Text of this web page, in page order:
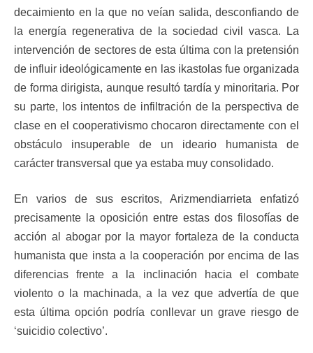
decaimiento en la que no veían salida, desconfiando de
la energía regenerativa de la sociedad civil vasca. La
intervención de sectores de esta última con la pretensión
de influir ideológicamente en las ikastolas fue organizada
de forma dirigista, aunque resultó tardía y minoritaria. Por
su parte, los intentos de infiltración de la perspectiva de
clase en el cooperativismo chocaron directamente con el
obstáculo insuperable de un ideario humanista de
carácter transversal que ya estaba muy consolidado.
En varios de sus escritos, Arizmendiarrieta enfatizó
precisamente la oposición entre estas dos filosofías de
acción al abogar por la mayor fortaleza de la conducta
humanista que insta a la cooperación por encima de las
diferencias frente a la inclinación hacia el combate
violento o la machinada, a la vez que advertía de que
esta última opción podría conllevar un grave riesgo de
‘suicidio colectivo’.